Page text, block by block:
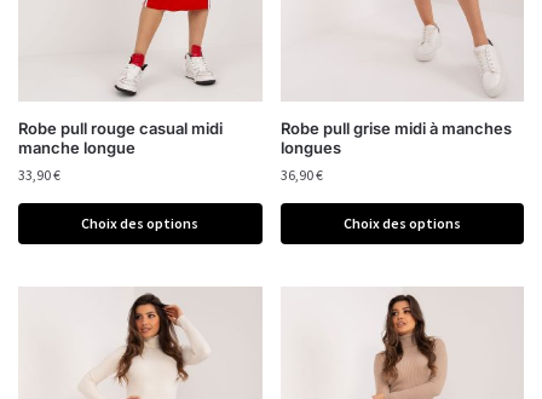
Robe pull rouge casual midi
manche longue
33,90€
Choix des options
Robe pull grise midi à manches
longues
36,90€
Choix des options